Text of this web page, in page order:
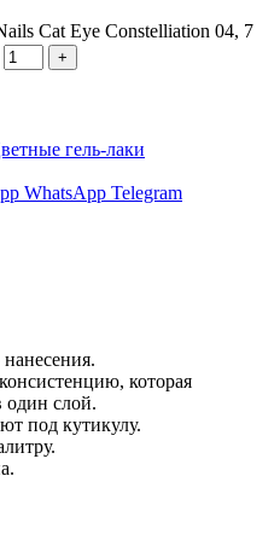
Cat Eye Constelliation 04, 7
гель-лаки
WhatsApp Telegram
которая
один слой.
под кутикулу.